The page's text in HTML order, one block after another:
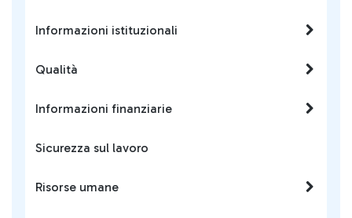
Informazioni istituzionali
Qualità
Informazioni finanziarie
Sicurezza sul lavoro
Risorse umane